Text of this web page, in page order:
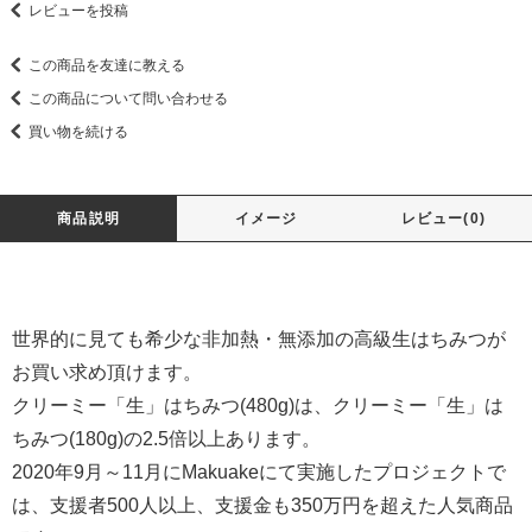
レビューを投稿
この商品を友達に教える
この商品について問い合わせる
買い物を続ける
商品説明 イメージ レビュー(0)
世界的に見ても希少な非加熱・無添加の高級生はちみつが
お買い求め頂けます。
クリーミー「生」はちみつ(480g)は、クリーミー「生」は
ちみつ(180g)の2.5倍以上あります。
2020年9月～11月にMakuakeにて実施したプロジェクトで
は、支援者500人以上、支援金も350万円を超えた人気商品